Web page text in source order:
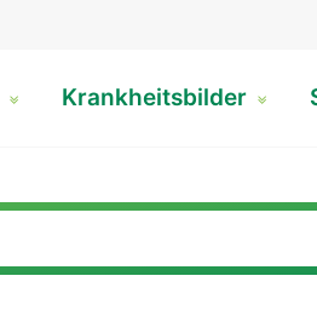
Krankheitsbilder